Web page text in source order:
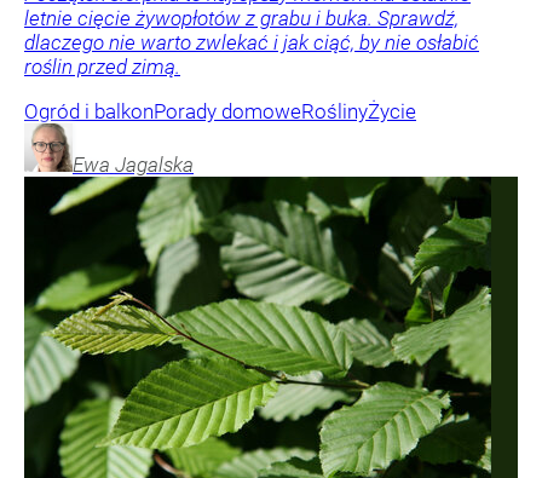
letnie cięcie żywopłotów z grabu i buka. Sprawdź,
dlaczego nie warto zwlekać i jak ciąć, by nie osłabić
roślin przed zimą.
Ogród i balkonPorady domoweRoślinyŻycie
Ewa Jagalska